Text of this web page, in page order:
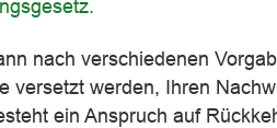
nach verschiedenen
versetzt werden, Ihren
ein Anspruch auf